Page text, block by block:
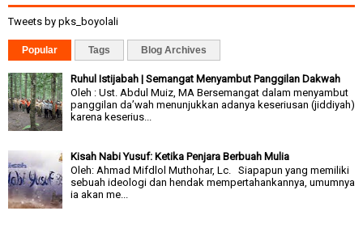
Tweets by pks_boyolali
Popular Tags Blog Archives
Ruhul Istijabah | Semangat Menyambut Panggilan Dakwah
Oleh : Ust. Abdul Muiz, MA Bersemangat dalam menyambut
panggilan da’wah menunjukkan adanya keseriusan (jiddiyah)
karena keserius...
Kisah Nabi Yusuf: Ketika Penjara Berbuah Mulia
Oleh: Ahmad Mifdlol Muthohar, Lc. Siapapun yang memiliki
sebuah ideologi dan hendak mempertahankannya, umumnya
ia akan me...